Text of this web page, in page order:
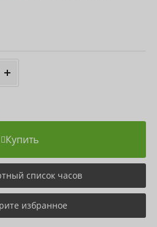
Купить
список часов
избранное